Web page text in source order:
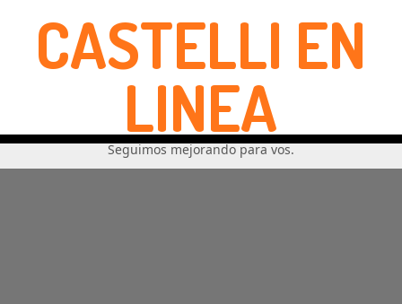
CASTELLI EN
LINEA
Seguimos mejorando para vos.